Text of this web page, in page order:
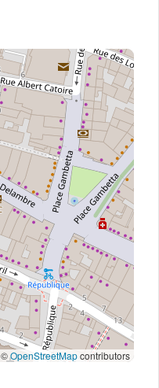
©OpenStreetMapcontributors